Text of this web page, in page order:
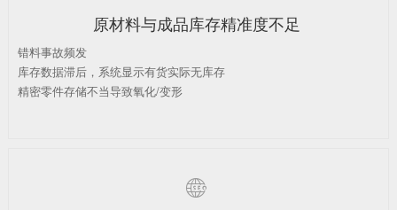
原材料与成品库存精准度不足
错料事故频发
库存数据滞后，系统显示有货实际无库存
精密零件存储不当导致氧化/变形
